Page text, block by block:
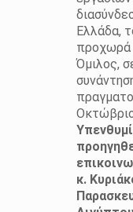
Ελλάδα,
προχωρά
Όμιλος,
κ.